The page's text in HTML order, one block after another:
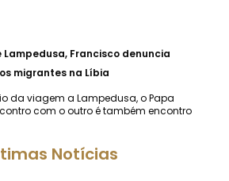
Lampedusa, Francisco denuncia
migrantes na Líbia
da viagem a Lampedusa, o Papa
com o outro é também encontro
Notícias